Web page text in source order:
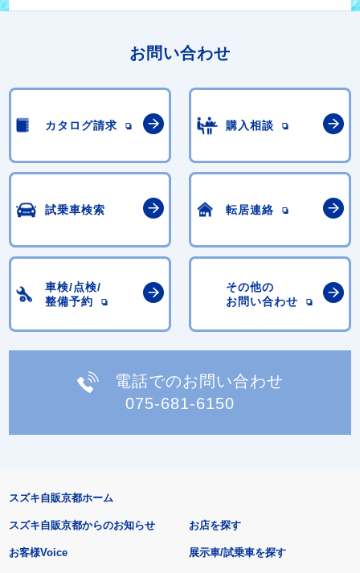
お問い合わせ
カタログ請求 購入相談
試乗車検索 転居連絡
車検/点検/
整備予約
その他の
お問い合わせ
電話でのお問い合わせ
075-681-6150
スズキ自販京都ホーム
スズキ自販京都からのお知らせ
お客様Voice
お店を探す
展示車/試乗車を探す